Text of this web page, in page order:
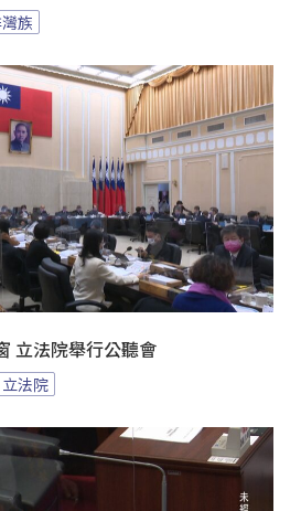
族
立法院舉行公聽會
立法院